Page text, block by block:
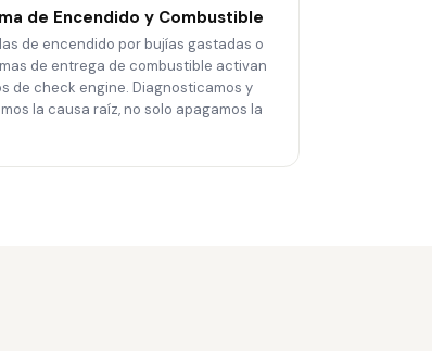
de Encendido y Combustible
de encendido por bujías gastadas o
de entrega de combustible activan
de check engine. Diagnosticamos y
la causa raíz, no solo apagamos la